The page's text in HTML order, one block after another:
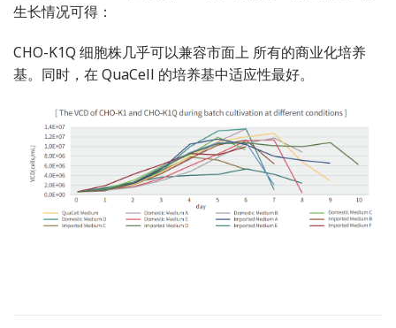
生长情况可得：
CHO-K1Q 细胞株几乎可以兼容市面上 所有的商业化培养
基。同时，在 QuaCell 的培养基中适应性最好。